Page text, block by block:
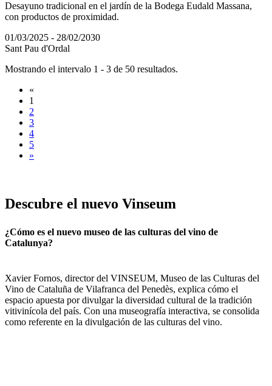
Desayuno tradicional en el jardín de la Bodega Eudald Massana,
con productos de proximidad.
01/03/2025 - 28/02/2030
Sant Pau d'Ordal
Mostrando el intervalo 1 - 3 de 50 resultados.
«
1
2
3
4
5
»
Descubre el nuevo Vinseum
¿Cómo es el nuevo museo de las culturas del vino de
Catalunya?
Xavier Fornos, director del VINSEUM, Museo de las Culturas del
Vino de Cataluña de Vilafranca del Penedès, explica cómo el
espacio apuesta por divulgar la diversidad cultural de la tradición
vitivinícola del país. Con una museografía interactiva, se consolida
como referente en la divulgación de las culturas del vino.